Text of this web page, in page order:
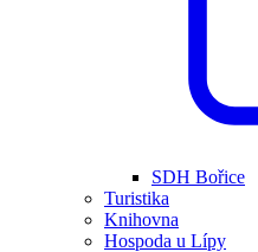
SDH Bořice
Turistika
Knihovna
Hospoda u Lípy